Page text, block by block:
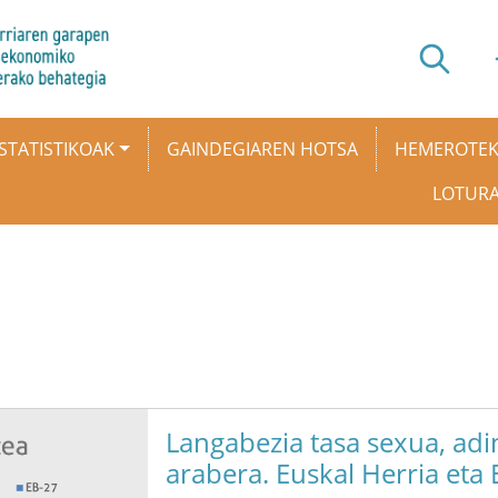
GAINDEGIAREN HOTSA
Langabezia tasa sexua,
arabera. Euskal Herria eta